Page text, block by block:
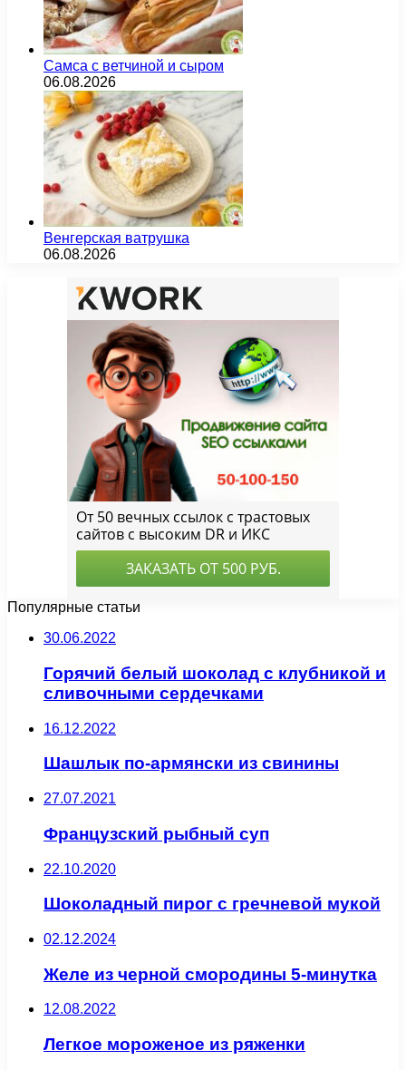
Самса с ветчиной и сыром
06.08.2026
Венгерская ватрушка
06.08.2026
Популярные статьи
30.06.2022
Горячий белый шоколад с клубникой и
сливочными сердечками
16.12.2022
Шашлык по-армянски из свинины
27.07.2021
Французский рыбный суп
22.10.2020
Шоколадный пирог с гречневой мукой
02.12.2024
Желе из черной смородины 5-минутка
12.08.2022
Легкое мороженое из ряженки